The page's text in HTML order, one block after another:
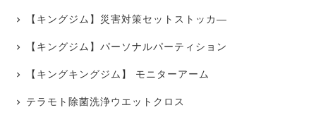
【キングジム】災害対策セットストッカ―
【キングジム】パーソナルパーティション
【キングキングジム】 モニターアーム
テラモト除菌洗浄ウエットクロス